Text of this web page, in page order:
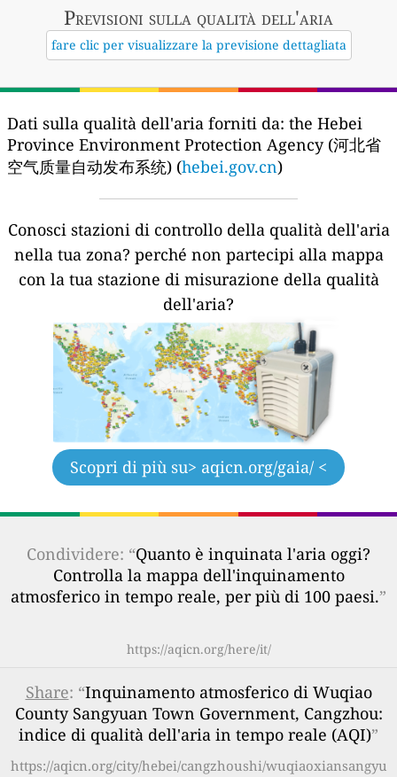
Previsioni sulla qualità dell'aria
fare clic per visualizzare la previsione dettagliata
Dati sulla qualità dell'aria forniti da: the Hebei
Province Environment Protection Agency (河北省
空气质量自动发布系统) (hebei.gov.cn)
Conosci stazioni di controllo della qualità dell'aria
nella tua zona? perché non partecipi alla mappa
con la tua stazione di misurazione della qualità
dell'aria?
Scopri di più su> aqicn.org/gaia/ <
Condividere: “Quanto è inquinata l'aria oggi?
Controlla la mappa dell'inquinamento
atmosferico in tempo reale, per più di 100 paesi.”
https://aqicn.org/here/it/
Share: “Inquinamento atmosferico di Wuqiao
County Sangyuan Town Government, Cangzhou:
indice di qualità dell'aria in tempo reale (AQI)”
https://aqicn.org/city/hebei/cangzhoushi/wuqiaoxiansangyu